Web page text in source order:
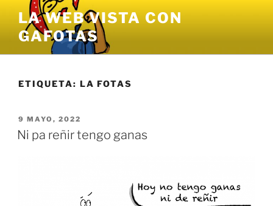
contenido
LA WEB VISTA CON
GAFOTAS
ETIQUETA: LA FOTAS
PUBLICADO
EL
9 MAYO, 2022
Ni pa reñir tengo ganas